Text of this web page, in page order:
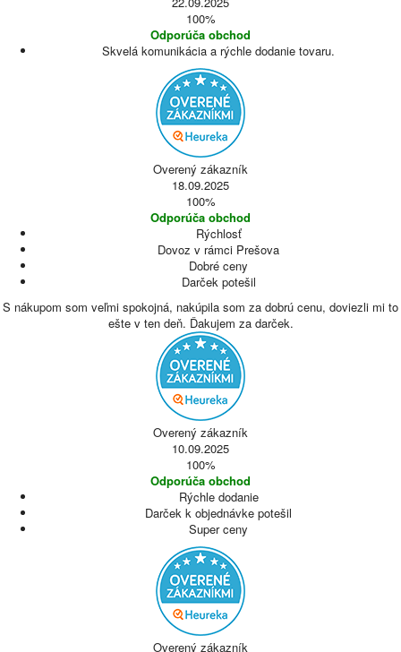
100%
Odporúča obchod
Skvelá komunikácia a rýchle dodanie tovaru.
Overený zákazník
18.09.2025
100%
Odporúča obchod
Rýchlosť
Dovoz v rámci Prešova
Dobré ceny
Darček potešil
S nákupom som veľmi spokojná, nakúpila som za dobrú cenu, doviezli mi to
ešte v ten deň. Ďakujem za darček.
Overený zákazník
10.09.2025
100%
Odporúča obchod
Rýchle dodanie
Darček k objednávke potešil
Super ceny
Overený zákazník